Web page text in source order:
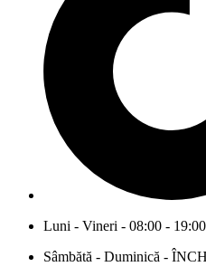
Luni - Vineri - 08:00 - 19:00
Sâmbătă - Duminică -